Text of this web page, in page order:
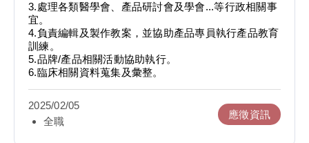
3.處理各類醫學會、產品研討會及學會...等行政相關事
宜。
4.負責編輯及製作教案，並協助產品專員執行產品教育
訓練。
5.品牌/產品相關活動協助執行。
6.臨床相關資料蒐集及彙整。
2025/02/05
全職
應徵資訊